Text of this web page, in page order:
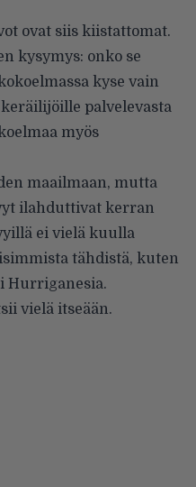
ovat siis kiistattomat.
kysymys: onko se
kyse vain
palvelevasta
myös
maailmaan, mutta
ilahduttivat kerran
ei vielä kuulla
tähdistä, kuten
Hurriganesia.
vielä itseään.